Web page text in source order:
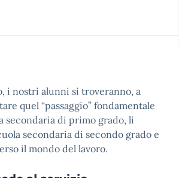
i nostri alunni si troveranno, a
quel “passaggio” fondamentale
secondaria di primo grado, li
secondaria di secondo grado e
il mondo del lavoro.